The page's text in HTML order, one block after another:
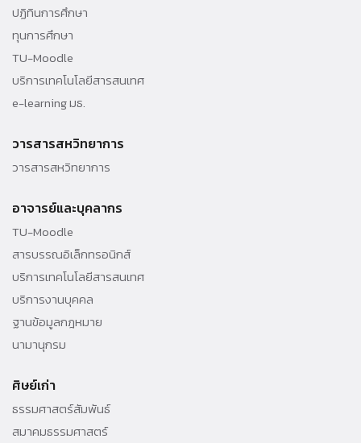
ปฏิทินการศึกษา
ทุนการศึกษา
TU-Moodle
บริการเทคโนโลยีสารสนเทศ
e-learning มธ.
วารสารสหวิทยาการ
วารสารสหวิทยาการ
อาจารย์และบุคลากร
TU-Moodle
สารบรรณอิเล็กทรอนิกส์
บริการเทคโนโลยีสารสนเทศ
บริการงานบุคคล
ฐานข้อมูลกฎหมาย
นามานุกรม
ศิษย์เก่า
ธรรมศาสตร์สัมพันธ์
สมาคมธรรมศาสตร์